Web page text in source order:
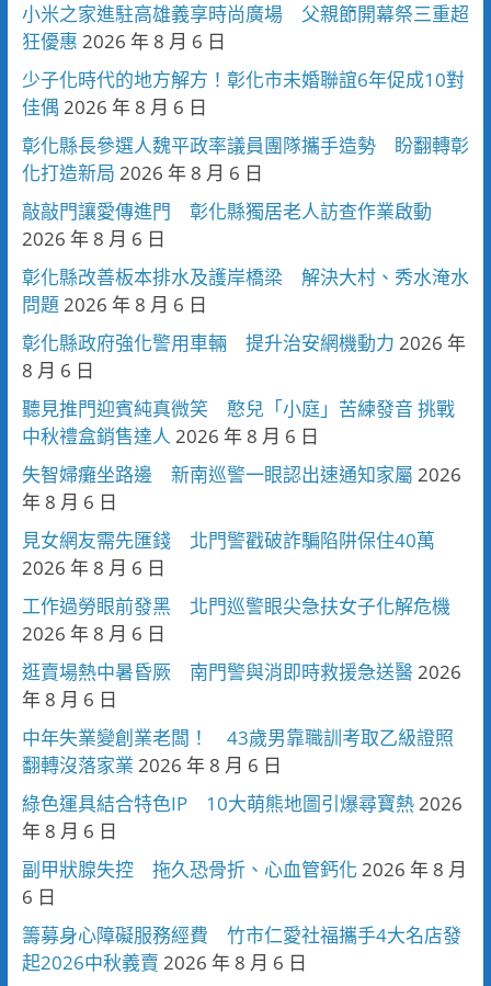
小米之家進駐高雄義享時尚廣場 父親節開幕祭三重超
狂優惠 2026 年 8 月 6 日
少子化時代的地方解方！彰化市未婚聯誼6年促成10對
佳偶 2026 年 8 月 6 日
彰化縣長參選人魏平政率議員團隊攜手造勢 盼翻轉彰
化打造新局 2026 年 8 月 6 日
敲敲門讓愛傳進門 彰化縣獨居老人訪查作業啟動
2026 年 8 月 6 日
彰化縣改善板本排水及護岸橋梁 解決大村、秀水淹水
問題 2026 年 8 月 6 日
彰化縣政府強化警用車輛 提升治安網機動力 2026 年
8 月 6 日
聽見推門迎賓純真微笑 憨兒「小庭」苦練發音 挑戰
中秋禮盒銷售達人 2026 年 8 月 6 日
失智婦癱坐路邊 新南巡警一眼認出速通知家屬 2026
年 8 月 6 日
見女網友需先匯錢 北門警戳破詐騙陷阱保住40萬
2026 年 8 月 6 日
工作過勞眼前發黑 北門巡警眼尖急扶女子化解危機
2026 年 8 月 6 日
逛賣場熱中暑昏厥 南門警與消即時救援急送醫2026
年 8 月 6 日
中年失業變創業老闆！ 43歲男靠職訓考取乙級證照
翻轉沒落家業 2026 年 8 月 6 日
綠色運具結合特色IP 10大萌熊地圖引爆尋寶熱2026
年 8 月 6 日
副甲狀腺失控 拖久恐骨折、心血管鈣化 2026 年 8 月
6 日
籌募身心障礙服務經費 竹市仁愛社福攜手4大名店發
起2026中秋義賣 2026 年 8 月 6 日